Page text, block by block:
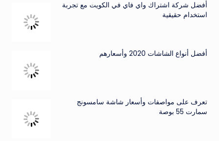
أفضل شركة اشتراك واي فاي في الكويت مع تجربة
استخدام حقيقية
أفضل أنواع الشاشات 2020 وأسعارهم
تعرف على مواصفات وأسعار شاشة سامسونج
سمارت 55 بوصة